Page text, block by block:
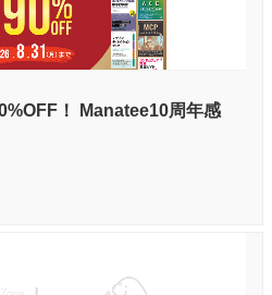
！ Manatee10周年感